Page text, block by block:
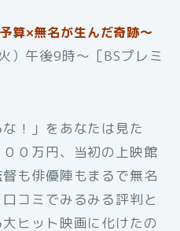
算×無名が生んだ奇跡～
午後9時〜［BSプレミ
！」をあなたは見た
０万円、当初の上映館
も俳優陣もまるで無名
コミでみるみる評判と
ヒット映画に化けたの